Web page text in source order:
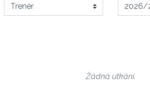
Žádná utkání.